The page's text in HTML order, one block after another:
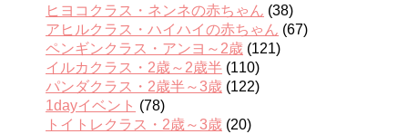
ヒヨコクラス・ネンネの赤ちゃん (38)
アヒルクラス・ハイハイの赤ちゃん (67)
ペンギンクラス・アンヨ～2歳 (121)
イルカクラス・2歳～2歳半 (110)
パンダクラス・2歳半～3歳 (122)
1dayイベント (78)
トイトレクラス・2歳～3歳 (20)